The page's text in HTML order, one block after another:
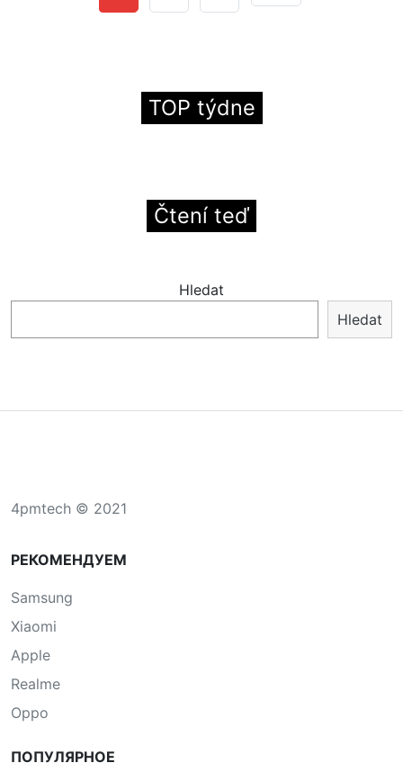
TOP týdne
Čtení teď
Hledat
Hledat
4pmtech © 2021
РЕКОМЕНДУЕМ
Samsung
Xiaomi
Apple
Realme
Oppo
ПОПУЛЯРНОЕ